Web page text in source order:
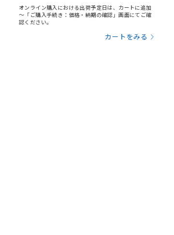
オンライン購入における出荷予定日は、カートに追加
～「ご購入手続き：価格・納期の確認」画面にてご確
認ください。
カートをみる